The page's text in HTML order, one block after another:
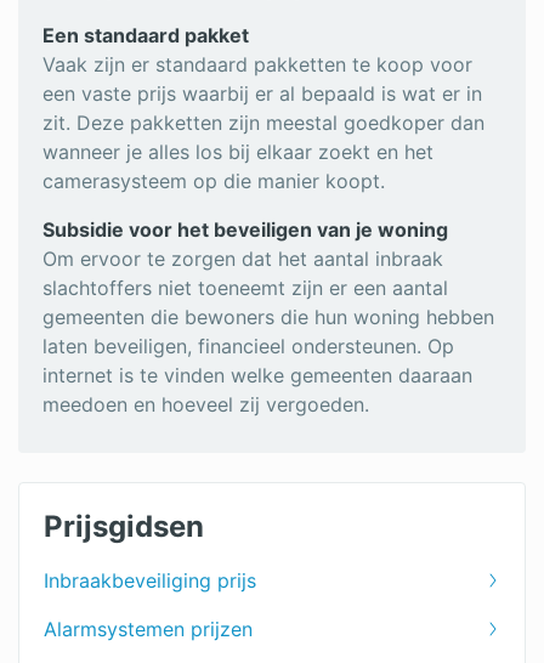
Een standaard pakket
Vaak zijn er standaard pakketten te koop voor
een vaste prijs waarbij er al bepaald is wat er in
zit. Deze pakketten zijn meestal goedkoper dan
wanneer je alles los bij elkaar zoekt en het
camerasysteem op die manier koopt.
Subsidie voor het beveiligen van je woning
Om ervoor te zorgen dat het aantal inbraak
slachtoffers niet toeneemt zijn er een aantal
gemeenten die bewoners die hun woning hebben
laten beveiligen, financieel ondersteunen. Op
internet is te vinden welke gemeenten daaraan
meedoen en hoeveel zij vergoeden.
Prijsgidsen
Inbraakbeveiliging prijs
Alarmsystemen prijzen